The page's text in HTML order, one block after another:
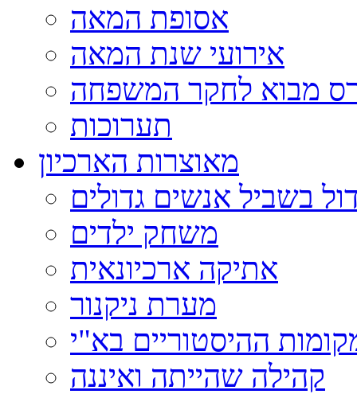
אסופת המאה
אירועי שנת המאה
מבוא לחקר המשפחה
תערוכות
מאוצרות הארכיון
בשביל אנשים גדולים
משחק ילדים
אתיקה ארכיונאית
מערת ניקנור
ההיסטוריים בא"י
קהילה שהייתה ואיננה